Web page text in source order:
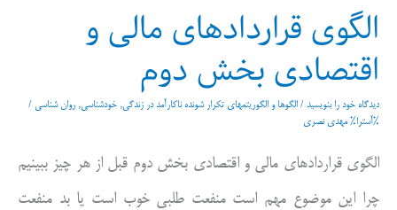
الگوی قراردادهای مالی و
اقتصادی بخش دوم
دیدگاه‌ خود را بنویسید / الگوها و الگوریتمهای تکرار شونده ناکارآمد در زندگی, خودشناسی, روان شناسی /
%آسترا% مهدی نصری
الگوی قراردادهای مالی و اقتصادی بخش دوم قبل از هر چیز ببینیم
چرا این موضوع مهم است منفعت طلبی خوب است یا بد منفعت